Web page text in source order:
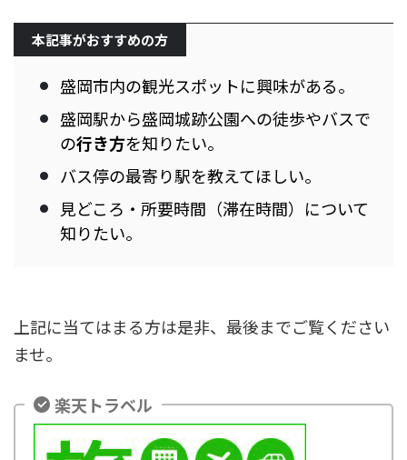
本記事がおすすめの方
盛岡市内の観光スポットに興味がある。
盛岡駅から盛岡城跡公園への徒歩やバスで
の行き方を知りたい。
バス停の最寄り駅を教えてほしい。
見どころ・所要時間（滞在時間）について
知りたい。
上記に当てはまる方は是非、最後までご覧ください
ませ。
楽天トラベル